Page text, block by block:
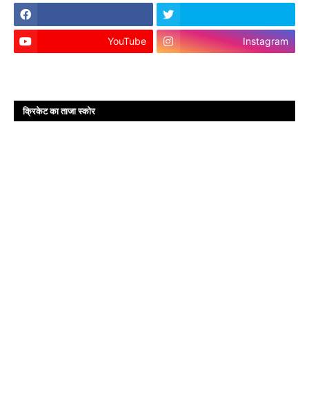
YouTube Instagram
क्रिकेट का ताजा स्कोर